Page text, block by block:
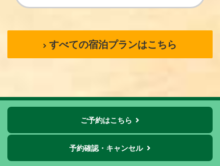
すべての宿泊プランはこちら
お得なチャンスが目白押し！
リピーターの方、お見逃しなく！
ご予約はこちら
予約確認・キャンセル